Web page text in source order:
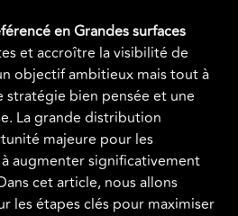
en Grandes surfaces
et accroître la visibilité de
objectif ambitieux mais tout à
stratégie bien pensée et une
La grande distribution
majeure pour les
augmenter significativement
cet article, nous allons
les étapes clés pour maximiser